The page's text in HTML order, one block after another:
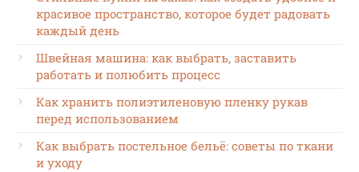
красивое пространство, которое будет радовать
каждый день
Швейная машина: как выбрать, заставить
работать и полюбить процесс
Как хранить полиэтиленовую пленку рукав
перед использованием
Как выбрать постельное бельё: советы по ткани
и уходу